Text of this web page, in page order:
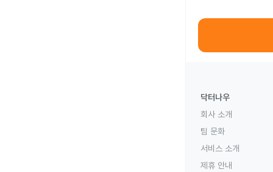
닥터나우
회사 소개
팀 문화
서비스 소개
제휴 안내